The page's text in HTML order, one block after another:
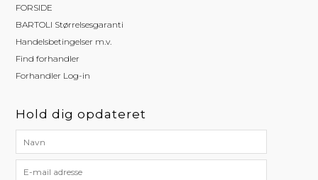
FORSIDE
BARTOLI Størrelsesgaranti
Handelsbetingelser m.v.
Find forhandler
Forhandler Log-in
Hold dig opdateret